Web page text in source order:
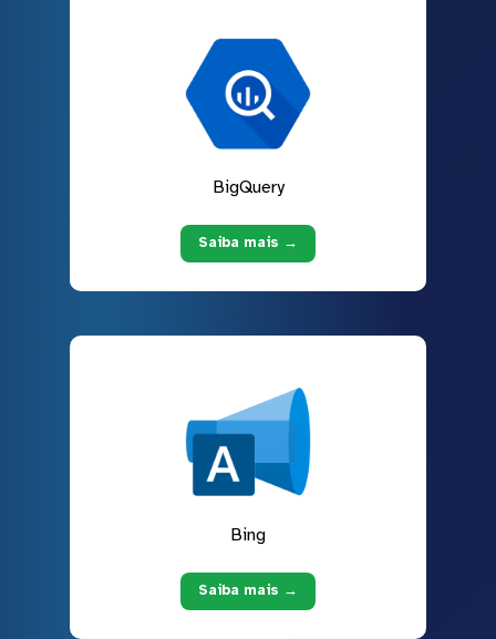
BigQuery
Saiba mais →
Bing
Saiba mais →